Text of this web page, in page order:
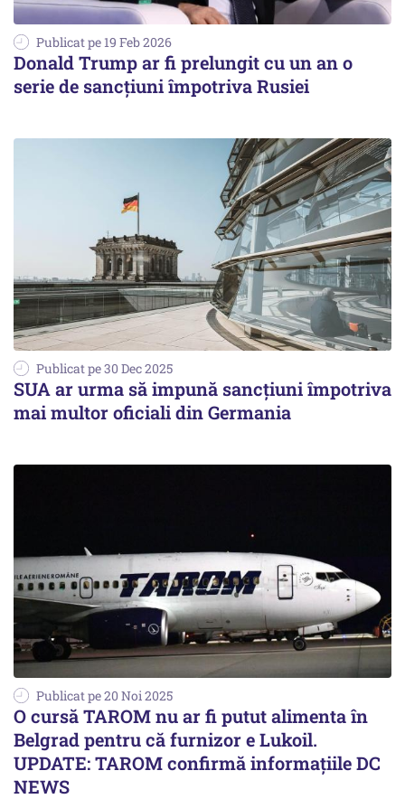
Publicat pe 19 Feb 2026
Donald Trump ar fi prelungit cu un an o
serie de sancțiuni împotriva Rusiei
Publicat pe 30 Dec 2025
SUA ar urma să impună sancţiuni împotriva
mai multor oficiali din Germania
Publicat pe 20 Noi 2025
O cursă TAROM nu ar fi putut alimenta în
Belgrad pentru că furnizor e Lukoil.
UPDATE: TAROM confirmă informațiile DC
NEWS